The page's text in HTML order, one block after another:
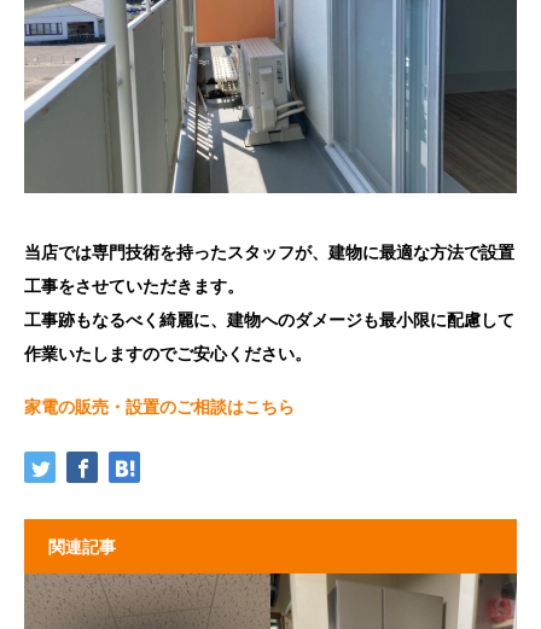
当店では専門技術を持ったスタッフが、建物に最適な方法で設置
工事をさせていただきます。
工事跡もなるべく綺麗に、建物へのダメージも最小限に配慮して
作業いたしますのでご安心ください。
家電の販売・設置のご相談はこちら
関連記事